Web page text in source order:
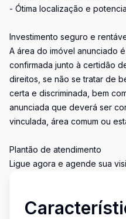
- Ótima localização e
Investimento seguro e
A área do imóvel anunciado
confirmada junto à certidão
direitos, se não se tratar de
certa e discriminada, bem
anunciada que deverá ser
vinculada, área comum ou
Plantão de atendimento
Ligue agora e agende sua